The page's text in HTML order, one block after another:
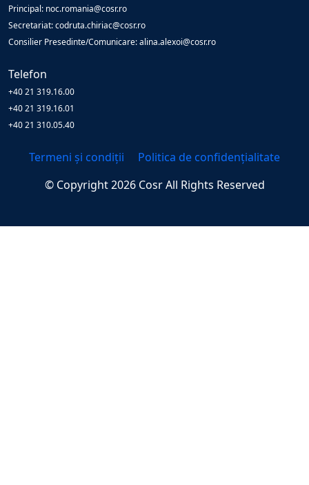
Principal: noc.romania@cosr.ro
Secretariat: codruta.chiriac@cosr.ro
Consilier Presedinte/Comunicare: alina.alexoi@cosr.ro
Telefon
+40 21 319.16.00
+40 21 319.16.01
+40 21 310.05.40
Termeni și condiții
Politica de confidențialitate
© Copyright2026 CosrAll Rights Reserved